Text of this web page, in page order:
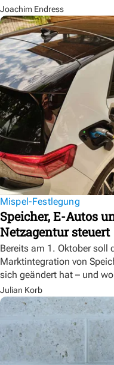
Joachim Endress
Mispel-Festlegung
Speicher, E-Autos
Netzagentur steuert
Bereits am 1. Oktober soll
Marktintegration von
sich geändert hat – und
Julian Korb